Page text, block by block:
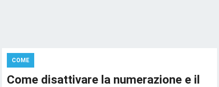
COME
Come disattivare la numerazione e il